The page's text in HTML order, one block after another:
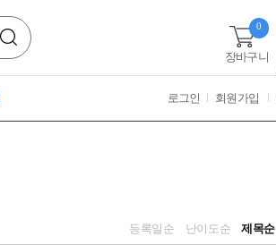
장바구니
0
로그인 회원가입
등록일순 난이도순 제목순